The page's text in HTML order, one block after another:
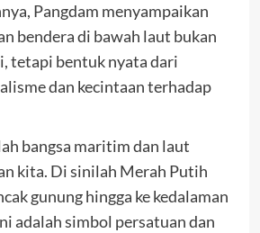
Pangdam menyampaikan
bendera di bawah laut bukan
tetapi bentuk nyata dari
dan kecintaan terhadap
bangsa maritim dan laut
kita. Di sinilah Merah Putih
gunung hingga ke kedalaman
adalah simbol persatuan dan